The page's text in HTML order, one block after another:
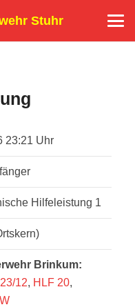
Stuhr
23:21 Uhr
Hilfeleistung 1
Brinkum:
12, HLF 20,